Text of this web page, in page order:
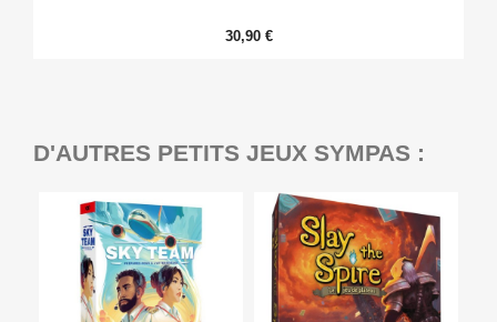
30,90 €
D'AUTRES PETITS JEUX SYMPAS :